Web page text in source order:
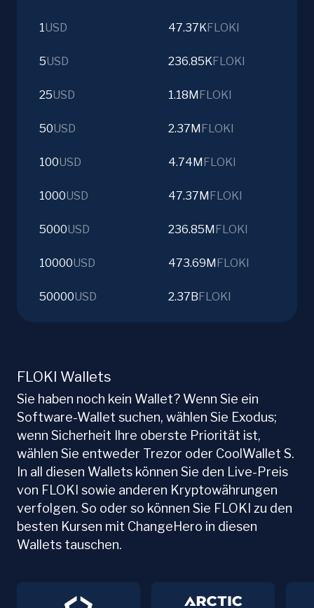
1USD 47.37KFLOKI
5USD 236.85KFLOKI
25USD 1.18M FLOKI
50USD 2.37M FLOKI
100USD 4.74M FLOKI
1000USD 47.37M FLOKI
5000USD 236.85M FLOKI
10000USD 473.69M FLOKI
50000USD 2.37B FLOKI
FLOKI Wallets
Sie haben noch kein Wallet? Wenn Sie ein
Software-Wallet suchen, wählen Sie Exodus;
wenn Sicherheit Ihre oberste Priorität ist,
wählen Sie entweder Trezor oder CoolWallet S.
In all diesen Wallets können Sie den Live-Preis
von FLOKI sowie anderen Kryptowährungen
verfolgen. So oder so können Sie FLOKI zu den
besten Kursen mit ChangeHero in diesen
Wallets tauschen.